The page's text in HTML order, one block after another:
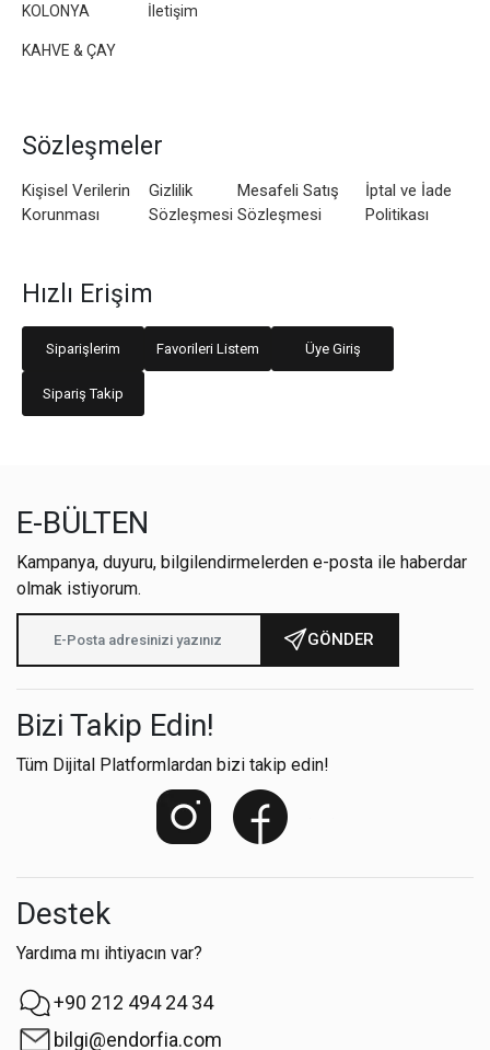
KOLONYA
KAHVE & ÇAY
İletişim
Sözleşmeler
Kişisel Verilerin
Korunması
Gizlilik
Sözleşmesi
Mesafeli Satış
Sözleşmesi
İptal ve İade
Politikası
Hızlı Erişim
Siparişlerim Favorileri Listem Üye Giriş
Sipariş Takip
E-BÜLTEN
Kampanya, duyuru, bilgilendirmelerden e-posta ile haberdar
olmak istiyorum.
GÖNDER
Bizi Takip Edin!
Tüm Dijital Platformlardan bizi takip edin!
Destek
Yardıma mı ihtiyacın var?
+90 212 494 24 34
bilgi@endorfia.com